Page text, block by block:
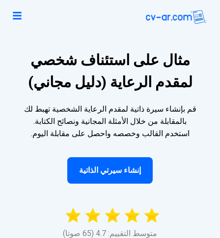
مثال على استئناف شخصي
لمقدم الرعاية (دليل مجاني)
قم بإنشاء سيرة ذاتية لمقدم الرعاية الشخصية تهبط لك
بالمقابلة من خلال الأمثلة المجانية ونصائح الكتابة.
استخدم القالب وخصصه واحصل على مقابلة اليوم.
إنشاء سيرتي الذاتية
متوسط التقييم: 4.7 (65 صوتا)